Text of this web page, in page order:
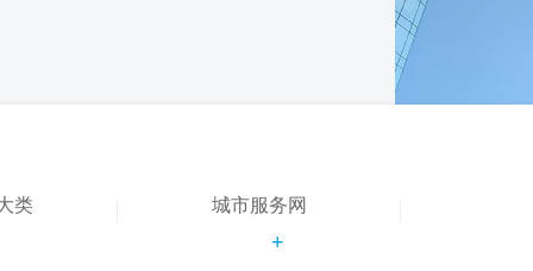
类 城市服务网
+